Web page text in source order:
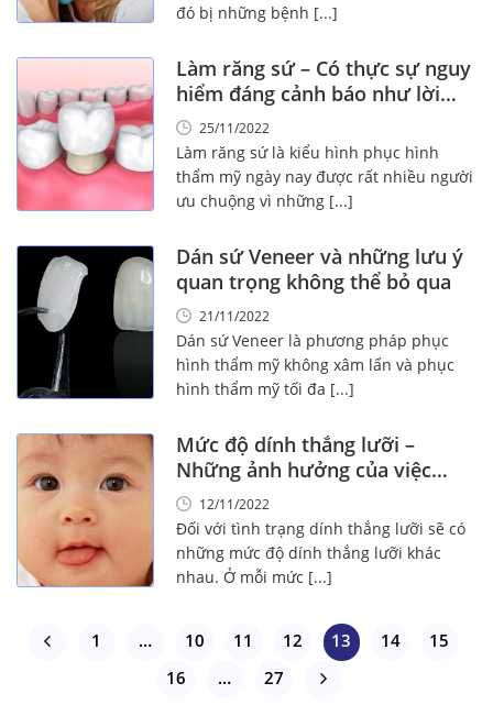
đó bị những bệnh [...]
Làm răng sứ – Có thực sự nguy
hiểm đáng cảnh báo như lời
đồn?25/11/2022
Làm răng sứ là kiểu hình phục hình
thẩm mỹ ngày nay được rất nhiều người
ưu chuộng vì những [...]
Dán sứ Veneer và những lưu ý
quan trọng không thể bỏ qua
21/11/2022
Dán sứ Veneer là phương pháp phục
hình thẩm mỹ không xâm lấn và phục
hình thẩm mỹ tối đa [...]
Mức độ dính thắng lưỡi –
Những ảnh hưởng của việc
dính thắng lưỡi
12/11/2022
Đối với tình trạng dính thắng lưỡi sẽ có
những mức độ dính thắng lưỡi khác
nhau. Ở mỗi mức [...]
1 … 10 11 12 13 14
15
16
… 27